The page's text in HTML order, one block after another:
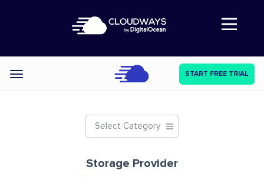
Abre a navegação
Categories START FREE TRIAL
Select Category
Storage Provider